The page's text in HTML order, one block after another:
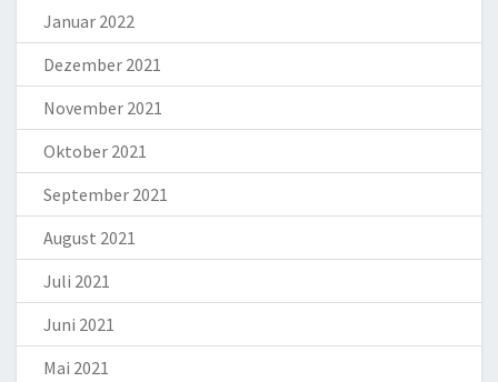
Januar 2022
Dezember 2021
November 2021
Oktober 2021
September 2021
August 2021
Juli 2021
Juni 2021
Mai 2021